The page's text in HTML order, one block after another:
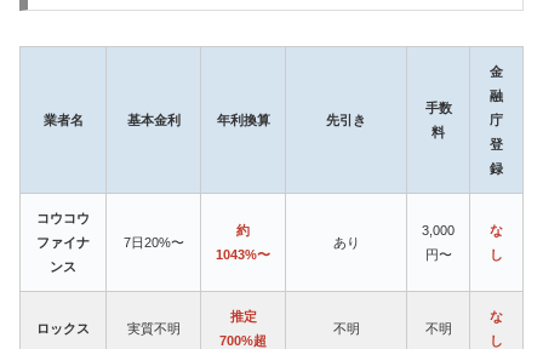
業者名 基本金利 年利換算 先引き
手数
料
金
融
庁
登
録
コウコウ
ファイナ
ンス
7日20%〜
約
1043%〜
あり
3,000
円〜
な
し
ロックス 実質不明
推定
700%超
不明 不明
な
し